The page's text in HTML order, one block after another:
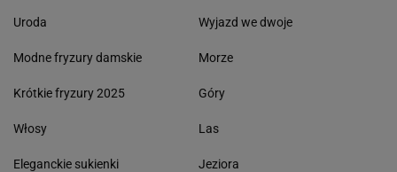
Uroda
Modne fryzury damskie
Krótkie fryzury 2025
Włosy
Eleganckie sukienki
Wyjazd we dwoje
Morze
Góry
Las
Jeziora